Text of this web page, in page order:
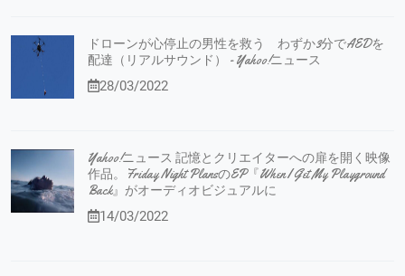
ドローンが心停止の男性を救う わずか3分でAEDを
配達（リアルサウンド） - Yahoo!ニュース
28/03/2022
Yahoo!ニュース 記憶とクリエイターへの扉を開く映像
作品。Friday Night PlansのEP『When I Get My Playground
Back』がオーディオビジュアルに
14/03/2022